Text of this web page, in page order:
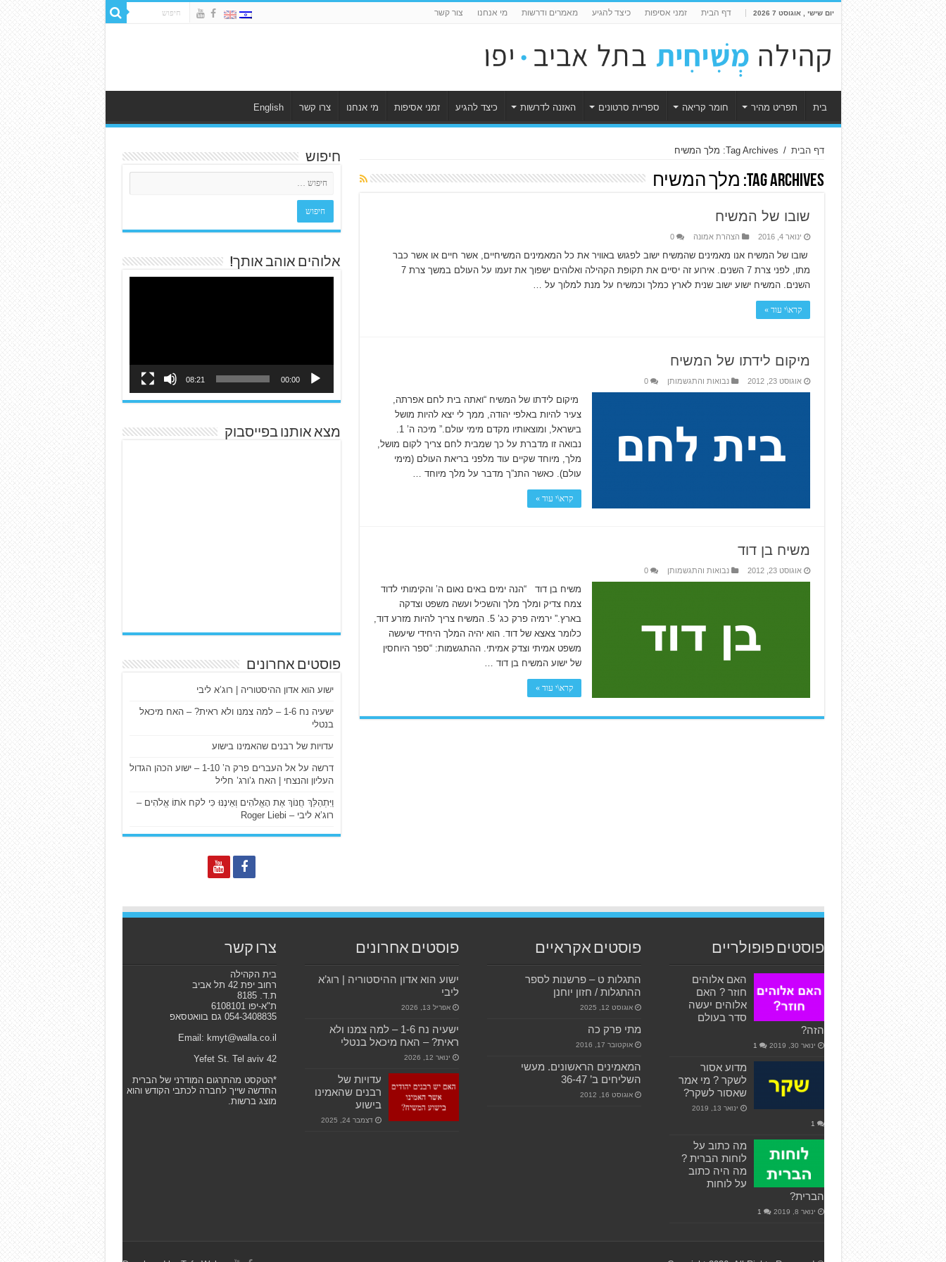
יום שישי , אוגוסט 7 2026 דף הבית זמני אסיפות כיצד להגיע מאמרים ודרשות מי אנחנו צור קשר
בית תפריט מהיר חומר קריאה ספריית סרטונים האזנה לדרשות כיצד להגיע זמני אסיפות מי אנחנו צרו קשר English
דף הבית / Tag Archives: מלך המשיח
Tag Archives: מלך המשיח
שובו של המשיח
ינואר 4, 2016 הצהרת אמונה 0
שובו של המשיח אנו מאמינים שהמשיח ישוב לפגוש באוויר את כל המאמינים המשיחיים, אשר חיים או אשר כבר
מתו, לפני צרת 7 השנים. אירוע זה יסיים את תקופת הקהילה ואלוהים ישפוך את זעמו על העולם במשך צרת 7
השנים. המשיח ישוע ישוב שנית לארץ כמלך וכמשיח על מנת למלוך על …
קרא\י עוד »
מיקום לידתו של המשיח
אוגוסט 23, 2012 נבואות והתגשמותן 0
מיקום לידתו של המשיח “ואתה בית לחם אפרתה,
צעיר להיות באלפי יהודה, ממך לי יצא להיות מושל
נבואה זו מדברת על כך שמבית לחם צריך לקום מושל,
מלך, מיוחד שקיים עוד מלפני בריאת העולם (מימי
עולם). כאשר התנ”ך מדבר על מלך מיוחד …
קרא\י עוד »
משיח בן דוד
אוגוסט 23, 2012 נבואות והתגשמותן 0
משיח בן דוד “הנה ימים באים נאום ה’ והקימותי לדוד
צמח צדיק ומלך מלך והשכיל ועשה משפט וצדקה
בארץ.” ירמיה פרק כג’ 5. המשיח צריך להיות מזרע דוד,
כלומר צאצא של דוד. הוא יהיה המלך היחידי שיעשה
משפט אמיתי וצדק אמיתי. ההתגשמות: “ספר היוחסין
של ישוע המשיח בן דוד …
קרא\י עוד »
חיפוש
אלוהים אוהב אותך!
00:00
08:21
מצא אותנו בפייסבוק
פוסטים אחרונים
ישוע הוא אדון ההיסטוריה | רוג’א ליבי
ישעיה נח 1-6 – למה צמנו ולא ראית? – האח מיכאל
בנטלי
עדויות של רבנים שהאמינו בישוע
דרשה על אל העברים פרק ה’ 1-10 – ישוע הכהן הגדול
העליון והנצחי | האח ג’ורג’ חליל
וַיִּתְהַלֵּךְ חֲנוֹךְ אֶת הָאֱלֹהִים וְאֵינֶנּוּ כִּי לקח אֹתוֹ אֱלֹהִים –
רוג’א ליבי – Roger Liebi
פוסטים פופולריים
האם אלוהים
חוזר ? האם
אלוהים יעשה
סדר בעולם
הזה?
ינואר 30, 2019 1
מדוע אסור
לשקר ? מי אמר
שאסור לשקר?
ינואר 13, 2019
1
מה כתוב על
לוחות הברית ?
מה היה כתוב
על לוחות
הברית?
ינואר 8, 2019 1
פוסטים אקראיים
התגלות ט – פרשנות לספר
ההתגלות / חזון יוחנן
אוגוסט 12, 2025
מתי פרק כה
אוקטובר 17, 2016
המאמינים הראשונים. מעשי
השליחים ב’ 36-47
אוגוסט 16, 2012
פוסטים אחרונים
ישוע הוא אדון ההיסטוריה | רוג’א
ליבי
אפריל 13, 2026
ישעיה נח 1-6 – למה צמנו ולא
ראית? – האח מיכאל בנטלי
ינואר 12, 2026
עדויות של
רבנים שהאמינו
בישוע
דצמבר 24, 2025
צרו קשר
בית הקהילה
רחוב יפת 42 תל אביב
ת.ד. 8185
ת"א-יפו 6108101
054-3408835 גם בוואטסאפ
Email: kmyt@walla.co.il
42 Yefet St. Tel aviv
*הטקסט מהתרגום המודרני של הברית
החדשה שייך לחברה לכתבי הקודש והוא
מוצג ברשות.